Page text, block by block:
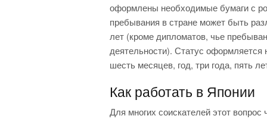
оформлены необходимые бумаги с
пребывания в стране может быть
лет (кроме дипломатов, чье
деятельности). Статус оформляется
шесть месяцев, год, три года, пять
Как работать в Японии
Для многих соискателей этот